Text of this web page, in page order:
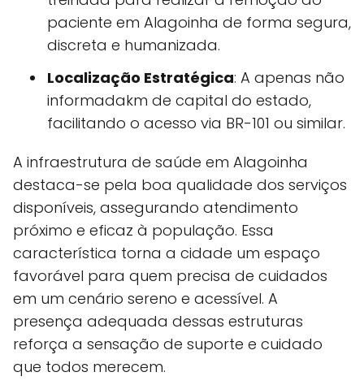
paciente em Alagoinha de forma segura,
discreta e humanizada.
Localização Estratégica: A apenas não
informadakm de capital do estado,
facilitando o acesso via BR-101 ou similar.
A infraestrutura de saúde em Alagoinha
destaca-se pela boa qualidade dos serviços
disponíveis, assegurando atendimento
próximo e eficaz à população. Essa
característica torna a cidade um espaço
favorável para quem precisa de cuidados
em um cenário sereno e acessível. A
presença adequada dessas estruturas
reforça a sensação de suporte e cuidado
que todos merecem.